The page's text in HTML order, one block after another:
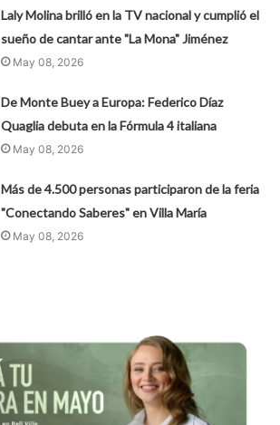
Laly Molina brilló en la TV nacional y cumplió el
sueño de cantar ante "La Mona" Jiménez
May 08, 2026
De Monte Buey a Europa: Federico Díaz
Quaglia debuta en la Fórmula 4 italiana
May 08, 2026
Más de 4.500 personas participaron de la feria
"Conectando Saberes" en Villa María
May 08, 2026